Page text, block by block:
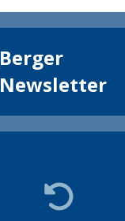
Berger
Newsletter